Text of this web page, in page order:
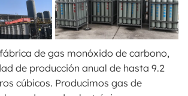
de gas monóxido de carbono,
de producción anual de hasta 9.2
cúbicos. Producimos gas de